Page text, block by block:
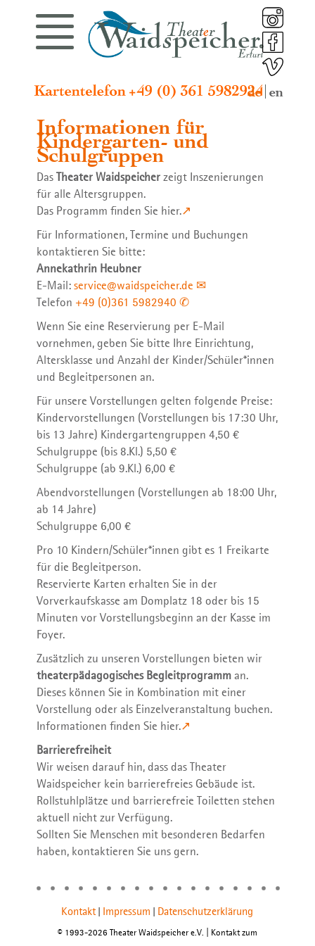
de en
Informationen für
Kindergarten- und
Schulgruppen
DasTheater Waidspeicherzeigt Inszenierungen
für alle Altersgruppen.
Das Programm finden Sie hier.
Für Informationen, Termine und Buchungen
kontaktieren Sie bitte:
Annekathrin Heubner
E-Mail:service@waidspeicher.de
Telefon +49 (0)361 5982940
Wenn Sie eine Reservierung per E-Mail
vornehmen, geben Sie bitte Ihre Einrichtung,
Altersklasse und Anzahl der Kinder/Schüler*innen
und Begleitpersonen an.
Für unsere Vorstellungen gelten folgende Preise:
Kindervorstellungen (Vorstellungen bis 17:30 Uhr,
bis 13 Jahre) Kindergartengruppen 4,50 €
Schulgruppe (bis 8.Kl.) 5,50 €
Schulgruppe (ab 9.Kl.) 6,00 €
Abendvorstellungen (Vorstellungen ab 18:00 Uhr,
ab 14 Jahre)
Schulgruppe 6,00 €
Pro 10 Kindern/Schüler*innen gibt es 1 Freikarte
für die Begleitperson.
Reservierte Karten erhalten Sie in der
Vorverkaufskasse am Domplatz 18 oder bis 15
Minuten vor Vorstellungsbeginn an der Kasse im
Foyer.
Zusätzlich zu unseren Vorstellungen bieten wir
theaterpädagogisches Begleitprogramman.
Dieses können Sie in Kombination mit einer
Vorstellung oder als Einzelveranstaltung buchen.
Informationen finden Sie hier.
Barrierefreiheit
Wir weisen darauf hin, dass das Theater
Waidspeicher kein barrierefreies Gebäude ist.
Rollstuhlplätze und barrierefreie Toiletten stehen
aktuell nicht zur Verfügung.
Sollten Sie Menschen mit besonderen Bedarfen
haben, kontaktieren Sie uns gern.
Kontakt| Impressum Datenschutzerklärung
© 1993-2026 Theater Waidspeicher e.V. | Kontakt zum
Aktuelles
Sondervorstellungen
Nächste Premiere
Stellenangebote
FSJ Kultur
Programm
Sondervorstellungen
Premieren
Repertoire
Club Orange
Theaterpädagogische Angebote
Wir gastieren
Waidspeicher auf Vimeo
Programme Booklet 26 | 27
Ensemble
Puppen- und Schauspieler
Gäste
Intendantin
Dramaturgie
Das Ensemble
Profil
Das Theater Waidspeicher
Zur Geschichte
40 Jahre Theater Waidspeicher
Rechtsträger und Förderung
Förderverein
Synergura
Synergura Booklets
Kontakt
Videotagebuch 2024 auf Vimeo
Synergura auf Vimeo
Kontakt
Datenschutzerklärung
Sitemap
Login